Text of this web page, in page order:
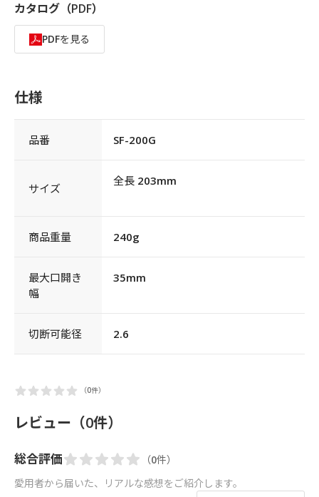
カタログ（PDF）
PDFを見る
仕様
品番 SF-200G
サイズ
全長 203mm
商品重量 240g
最大口開き
幅
35mm
切断可能径 2.6
（0件）
レビュー（0件）
総合評価
（0件）
愛用者から届いた、リアルな感想をご紹介します。